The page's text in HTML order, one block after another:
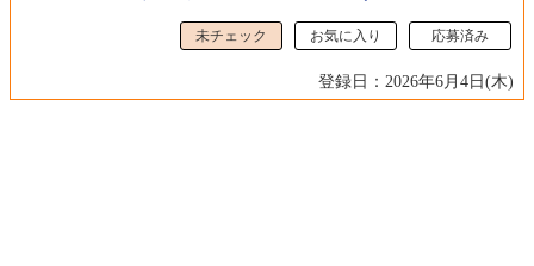
未チェック お気に入り 応募済み
登録日：2026年6月4日(木)